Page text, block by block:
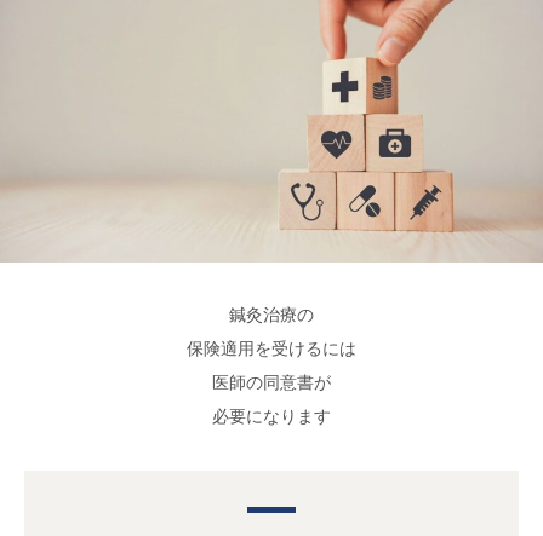
鍼灸治療の
保険適用を受けるには
医師の同意書が
必要になります